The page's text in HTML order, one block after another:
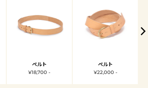
ベルト
¥18,700 -
ベルト
¥22,000 -